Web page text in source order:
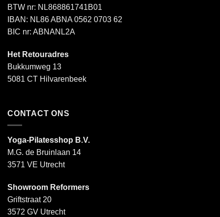
BTW nr: NL868861741B01
IBAN: NL86 ABNA 0562 0703 62
BIC nr: ABNANL2A
Het Retouradres
Bukkumweg 13
5081 CT Hilvarenbeek
CONTACT ONS
Yoga-Pilatesshop B.V.
M.G. de Bruinlaan 14
3571 VE Utrecht
Showroom Reformers
Griftstraat 20
3572 GV Utrecht